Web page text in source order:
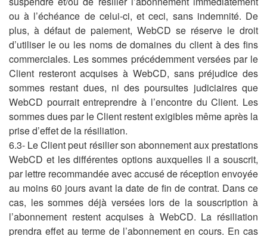
ou à l’échéance de celui-ci, et ceci, sans indemnité. De
plus, à défaut de paiement, WebCD se réserve le droit
d’utiliser le ou les noms de domaines du client à des fins
commerciales. Les sommes précédemment versées par le
Client resteront acquises à WebCD, sans préjudice des
sommes restant dues, ni des poursuites judiciaires que
WebCD pourrait entreprendre à l’encontre du Client. Les
sommes dues par le Client restent exigibles même après la
prise d’effet de la résiliation.
6.3- Le Client peut résilier son abonnement aux prestations
WebCD et les différentes options auxquelles il a souscrit,
par lettre recommandée avec accusé de réception envoyée
au moins 60 jours avant la date de fin de contrat. Dans ce
cas, les sommes déjà versées lors de la souscription à
l’abonnement restent acquises à WebCD. La résiliation
prendra effet au terme de l’abonnement en cours. En cas